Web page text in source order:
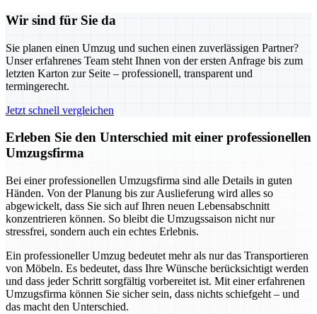
Wir sind für Sie da
Sie planen einen Umzug und suchen einen zuverlässigen Partner?
Unser erfahrenes Team steht Ihnen von der ersten Anfrage bis zum
letzten Karton zur Seite – professionell, transparent und
termingerecht.
Jetzt schnell vergleichen
Erleben Sie den Unterschied mit einer professionellen
Umzugsfirma
Bei einer professionellen Umzugsfirma sind alle Details in guten
Händen. Von der Planung bis zur Auslieferung wird alles so
abgewickelt, dass Sie sich auf Ihren neuen Lebensabschnitt
konzentrieren können. So bleibt die Umzugssaison nicht nur
stressfrei, sondern auch ein echtes Erlebnis.
Ein professioneller Umzug bedeutet mehr als nur das Transportieren
von Möbeln. Es bedeutet, dass Ihre Wünsche berücksichtigt werden
und dass jeder Schritt sorgfältig vorbereitet ist. Mit einer erfahrenen
Umzugsfirma können Sie sicher sein, dass nichts schiefgeht – und
das macht den Unterschied.